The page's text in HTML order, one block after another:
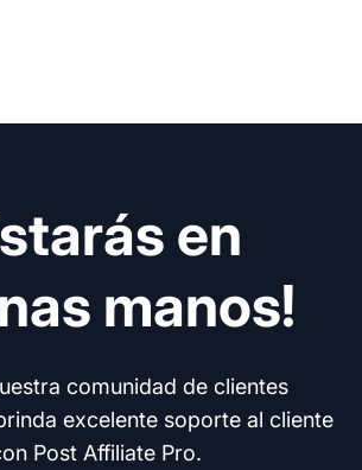
en
manos!
comunidad de clientes
excelente soporte al cliente
Post Affiliate Pro.